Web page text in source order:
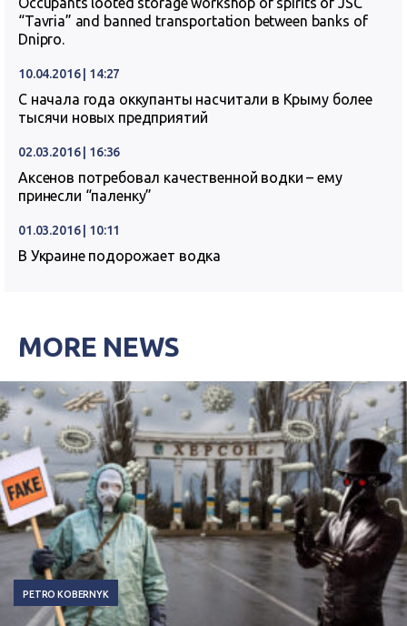
“Tavria” and banned transportation between banks of
Dnipro.
10.04.2016 | 14:27
С начала года оккупанты насчитали в Крыму более
тысячи новых предприятий
02.03.2016 | 16:36
Аксенов потребовал качественной водки – ему
принесли “паленку”
01.03.2016 | 10:11
В Украине подорожает водка
MORE NEWS
PETRO KOBERNYK